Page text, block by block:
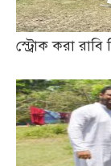
স্ট্রোক করা রাবি